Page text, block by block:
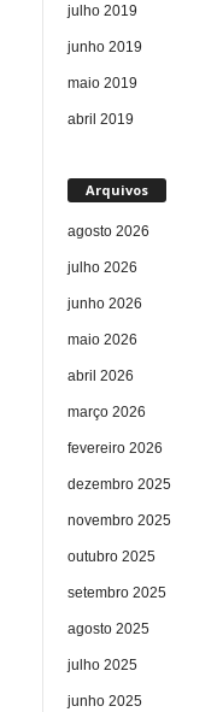
julho 2019
junho 2019
maio 2019
abril 2019
Arquivos
agosto 2026
julho 2026
junho 2026
maio 2026
abril 2026
março 2026
fevereiro 2026
dezembro 2025
novembro 2025
outubro 2025
setembro 2025
agosto 2025
julho 2025
junho 2025